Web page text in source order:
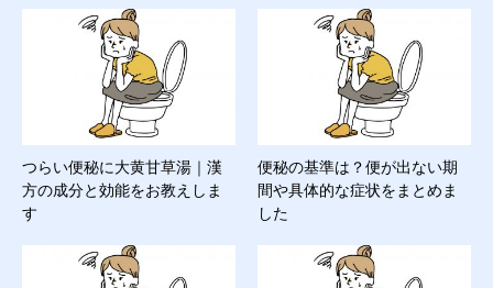
つらい便秘に大黄甘草湯｜漢
方の成分と効能をお教えしま
す
便秘の基準は？便が出ない期
間や具体的な症状をまとめま
した